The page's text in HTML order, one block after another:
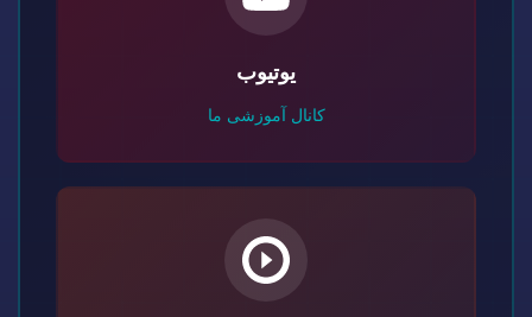
یوتیوب
کانال آموزشی ما